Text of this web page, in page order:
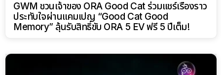
GWM ชวนเจ้าของ ORA Good Cat ร่วมแชร์เรื่องราว
ประทับใจผ่านแคมเปญ “Good Cat Good
Memory” ลุ้นรับสิทธิ์ขับ ORA 5 EV ฟรี 5 ปีเต็ม!